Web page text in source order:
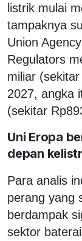
listrik mulai
tampaknya
Union
Regulators
miliar
2027, angka
(sekitar
Uni Eropa
depan
Para analis
perang yang
berdampak
sektor